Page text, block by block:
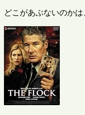
どこがあぶないのか